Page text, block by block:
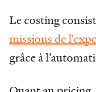
Le costing
missions de
grâce à